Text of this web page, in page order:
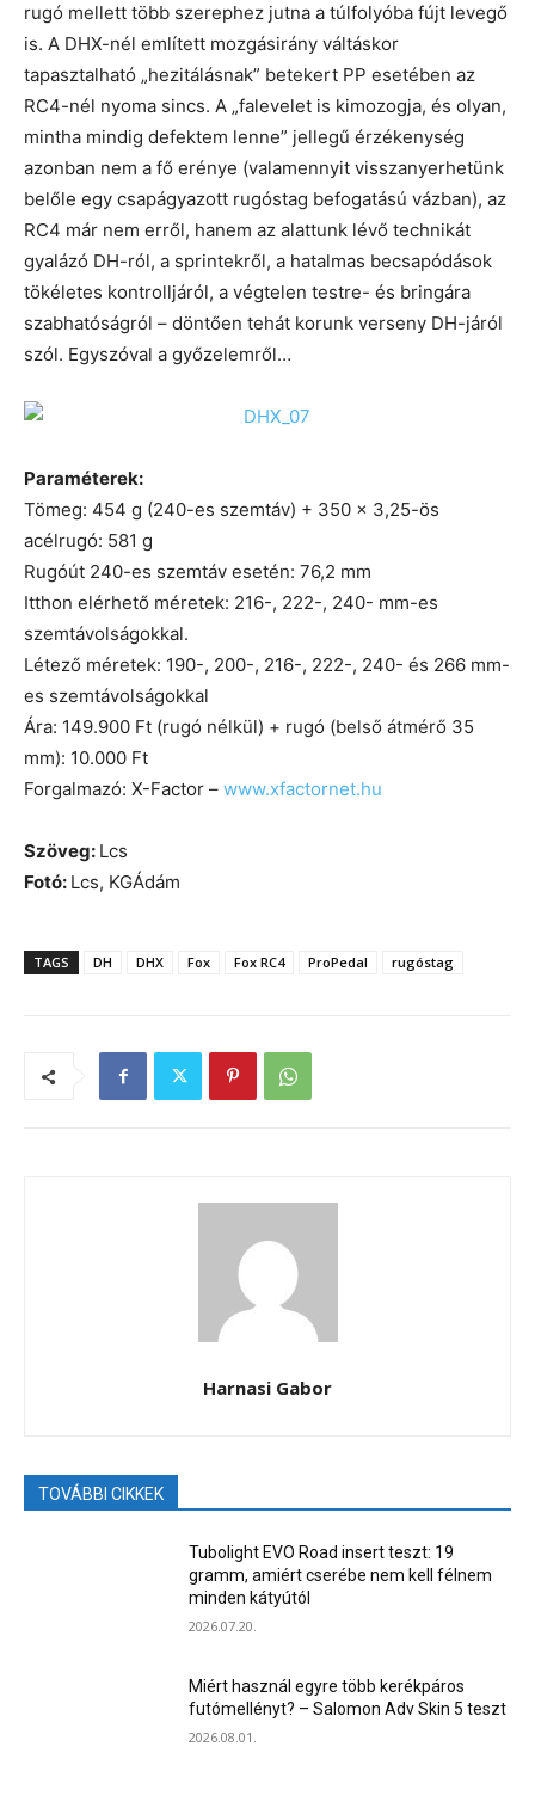
rugó mellett több szerephez jutna a túlfolyóba fújt levegő
is. A DHX-nél említett mozgásirány váltáskor
tapasztalható „hezitálásnak” betekert PP esetében az
RC4-nél nyoma sincs. A „falevelet is kimozogja, és olyan,
mintha mindig defektem lenne” jellegű érzékenység
azonban nem a fő erénye (valamennyit visszanyerhetünk
belőle egy csapágyazott rugóstag befogatású vázban), az
RC4 már nem erről, hanem az alattunk lévő technikát
gyalázó DH-ról, a sprintekről, a hatalmas becsapódások
tökéletes kontrolljáról, a végtelen testre- és bringára
szabhatóságról – döntően tehát korunk verseny DH-járól
szól. Egyszóval a győzelemről…
Paraméterek:
Tömeg: 454 g (240-es szemtáv) + 350 × 3,25-ös
acélrugó: 581 g
Rugóút 240-es szemtáv esetén: 76,2 mm
Itthon elérhető méretek: 216-, 222-, 240- mm-es
szemtávolságokkal.
Létező méretek: 190-, 200-, 216-, 222-, 240- és 266 mm-
es szemtávolságokkal
Ára: 149.900 Ft (rugó nélkül) + rugó (belső átmérő 35
mm): 10.000 Ft
Forgalmazó: X-Factor – www.xfactornet.hu
Szöveg: Lcs
Fotó: Lcs, KGÁdám
TAGS DH DHX Fox Fox RC4 ProPedal rugóstag
Harnasi Gabor
TOVÁBBI CIKKEK
Tubolight EVO Road insert teszt: 19
gramm, amiért cserébe nem kell félnem
minden kátyútól
2026.07.20.
Miért használ egyre több kerékpáros
futómellényt? – Salomon Adv Skin 5 teszt
2026.08.01.